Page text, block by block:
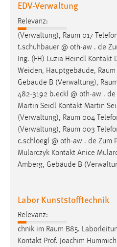
EDV-Verwaltung
Relevanz:
(Verwaltung), Raum 017
t.schuhbauer @ oth-aw . de
Ing. (FH) Luzia Heindl Kontakt
Weiden, Hauptgebäude, Raum
Gebäude B (Verwaltung), Raum
482-3192 b.eckl @ oth-aw .
Martin Seidl Kontakt Martin
(Verwaltung), Raum 004
(Verwaltung), Raum 003
c.schloegl @ oth-aw . de Zum
Mularczyk Kontakt Anice
Amberg, Gebäude B
Labor Kunststofftechnik
Relevanz:
chnik im Raum B85.
Kontakt Prof. Joachim